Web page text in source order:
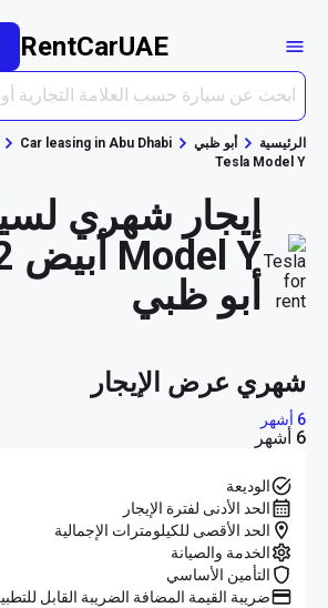
RentCarUAE
الرئيسية أبو ظبي Car leasing in Abu Dhabi
Tesla Model Y
إيجار شهري
أبو ظبي
شهري عرض الإيجار
6 أشهر
6 أشهر
الوديعة
الحد الأدنى لفترة الإيجار
الحد الأقصى للكيلومترات الإجمالية
الخدمة والصيانة
التأمين الأساسي
ضريبة القيمة المضافة الضريبة القابل